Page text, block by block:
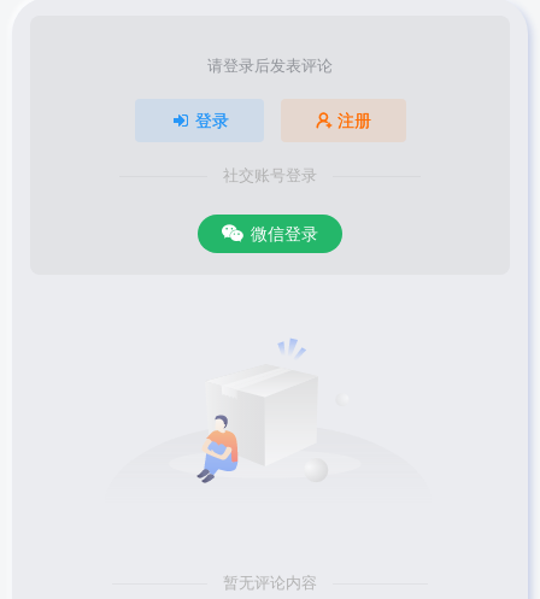
请登录后发表评论
登录 注册
社交账号登录
微信登录
暂无评论内容